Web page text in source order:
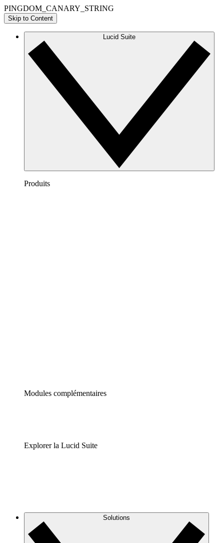
PINGDOM_CANARY_STRING
Skip to Content
Lucid Suite
Produits
Modules complémentaires
Explorer la Lucid Suite
Solutions